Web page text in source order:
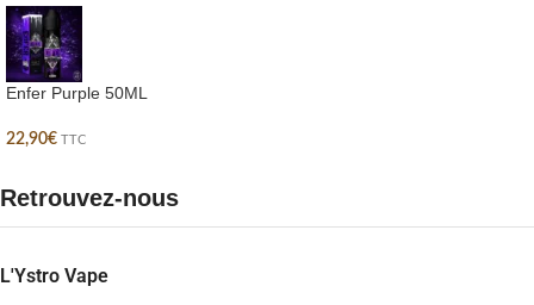
Enfer Purple 50ML
22,90€ TTC
Retrouvez-nous
L'Ystro Vape